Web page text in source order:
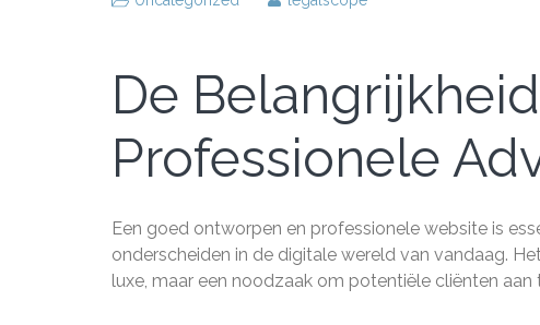
De
Professionele
Een goed ontworpen en professionele website is
onderscheiden in de digitale wereld van vandaag.
luxe, maar een noodzaak om potentiële cliënten